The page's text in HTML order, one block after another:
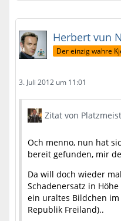
Herbert vun
Der einzig wahre
3. Juli 2012 um 11:01
Zitat von
Och menno, nun hat
bereit gefunden, mir
Da will doch wieder
Schadenersatz in
ein uraltes Bildchen
Republik Freiland)..